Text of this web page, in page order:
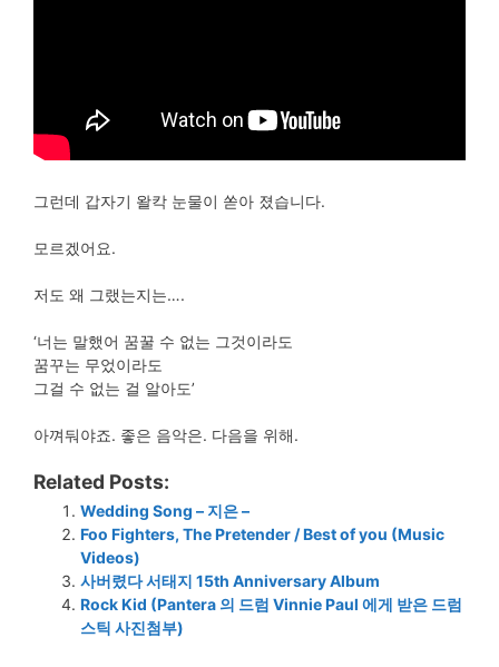
그런데 갑자기 왈칵 눈물이 쏟아 졌습니다.
모르겠어요.
저도 왜 그랬는지는….
‘너는 말했어 꿈꿀 수 없는 그것이라도
꿈꾸는 무었이라도
그걸 수 없는 걸 알아도’
아껴둬야죠. 좋은 음악은. 다음을 위해.
Related Posts:
Wedding Song – 지은 –
Foo Fighters, The Pretender / Best of you (Music
Videos)
사버렸다 서태지 15th Anniversary Album
Rock Kid (Pantera 의 드럼 Vinnie Paul 에게 받은 드럼
스틱 사진첨부)